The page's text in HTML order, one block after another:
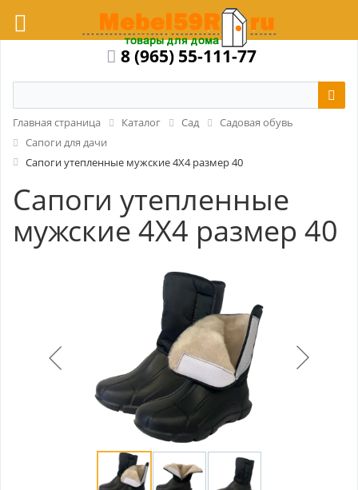
8 (965) 55-111-77
Главная страница Каталог Сад
Садовая обувь
Сапоги для дачи
Сапоги утепленные мужские 4X4 размер 40
Сапоги утепленные
мужские 4X4 размер 40